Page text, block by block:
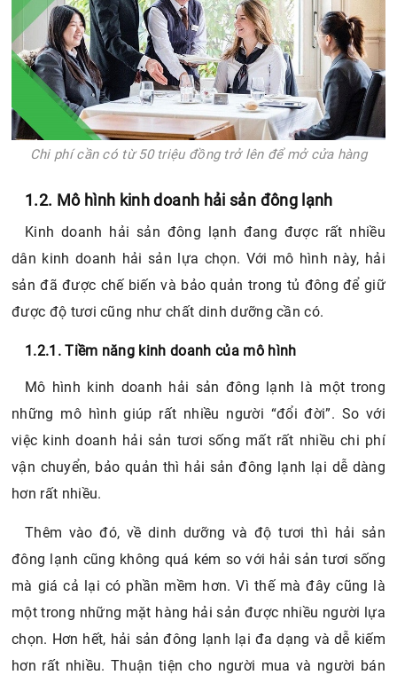
Chi phí cần có từ 50 triệu đồng trở lên để mở cửa hàng
1.2. Mô hình kinh doanh hải sản đông lạnh
Kinh doanh hải sản đông lạnh đang được rất nhiều
dân kinh doanh hải sản lựa chọn. Với mô hình này, hải
sản đã được chế biến và bảo quản trong tủ đông để giữ
được độ tươi cũng như chất dinh dưỡng cần có.
1.2.1. Tiềm năng kinh doanh của mô hình
Mô hình kinh doanh hải sản đông lạnh là một trong
những mô hình giúp rất nhiều người “đổi đời”. So với
việc kinh doanh hải sản tươi sống mất rất nhiều chi phí
vận chuyển, bảo quản thì hải sản đông lạnh lại dễ dàng
hơn rất nhiều.
Thêm vào đó, về dinh dưỡng và độ tươi thì hải sản
đông lạnh cũng không quá kém so với hải sản tươi sống
mà giá cả lại có phần mềm hơn. Vì thế mà đây cũng là
một trong những mặt hàng hải sản được nhiều người lựa
chọn. Hơn hết, hải sản đông lạnh lại đa dạng và dễ kiếm
hơn rất nhiều. Thuận tiện cho người mua và người bán